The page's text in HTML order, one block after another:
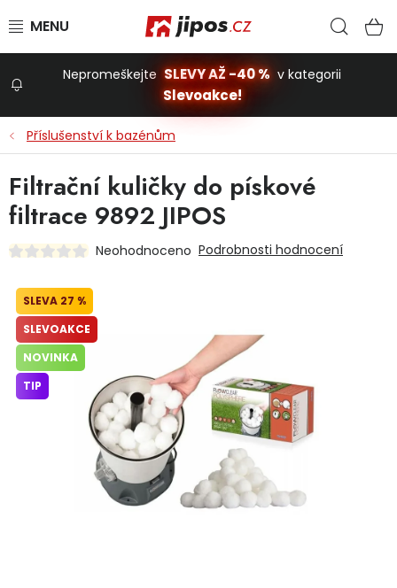
Stavba a dům
Dílna
Domácnost
Dětská hřiště
Autodoplňky
Nepromeškejte SLEVY AŽ -40 % v kategorii
Slevoakce!
Příslušenství k bazénům
Filtrační kuličky do pískové
filtrace 9892 JIPOS
Neohodnoceno Podrobnosti hodnocení
27 %
SLEVOAKCE
NOVINKA
TIP